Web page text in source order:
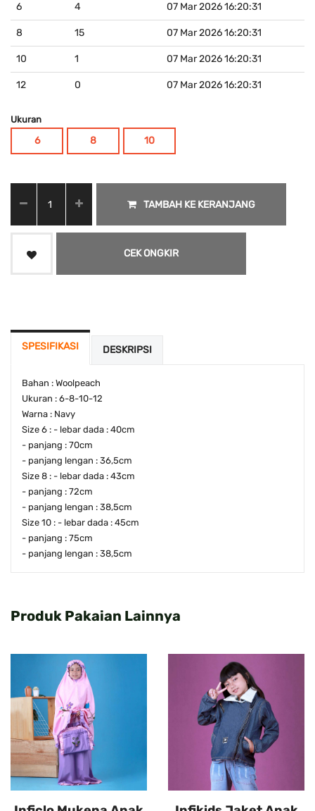
6 4 07 Mar 2026 16:20:31
8 15 07 Mar 2026 16:20:31
10 1 07 Mar 2026 16:20:31
12 0 07 Mar 2026 16:20:31
Ukuran
6 8 10
TAMBAH KE KERANJANG
CEK ONGKIR
SPESIFIKASI DESKRIPSI
Bahan : Woolpeach
Ukuran : 6-8-10-12
Warna : Navy
Size 6 : - lebar dada : 40cm
- panjang : 70cm
- panjang lengan : 36,5cm
Size 8 : - lebar dada : 43cm
- panjang : 72cm
- panjang lengan : 38,5cm
Size 10 : - lebar dada : 45cm
- panjang : 75cm
- panjang lengan : 38,5cm
Produk Pakaian Lainnya